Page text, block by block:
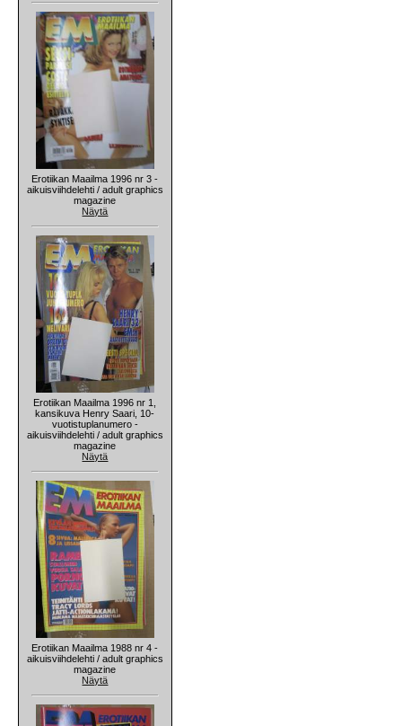
Erotiikan Maailma 1996 nr 3 -
aikuisviihdelehti / adult graphics
magazine
Näytä
Erotiikan Maailma 1996 nr 1,
kansikuva Henry Saari, 10-
vuotistuplanumero -
aikuisviihdelehti / adult graphics
magazine
Näytä
Erotiikan Maailma 1988 nr 4 -
aikuisviihdelehti / adult graphics
magazine
Näytä